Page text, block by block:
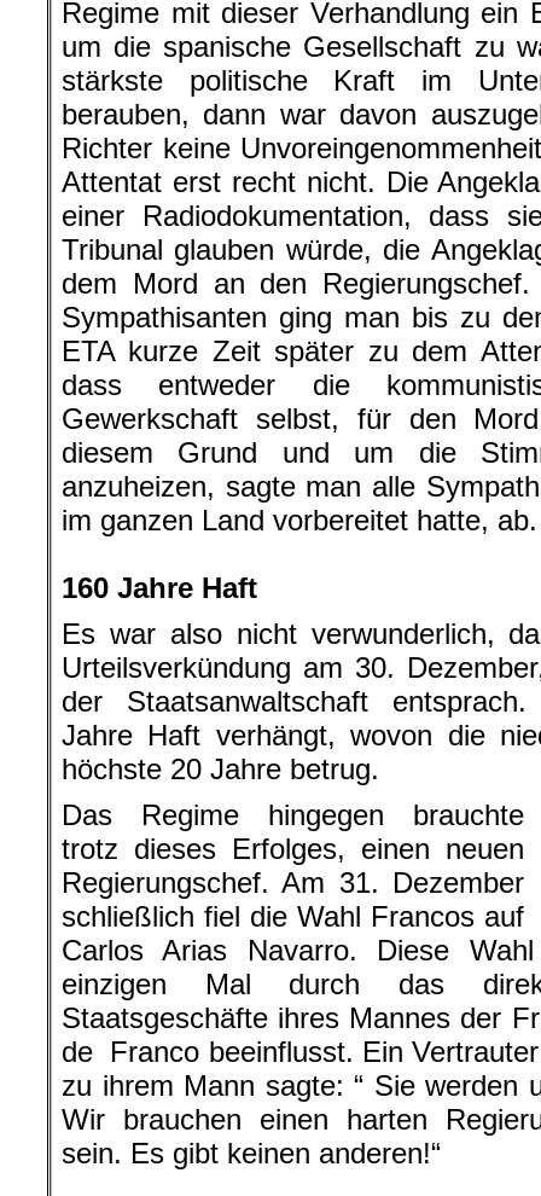
Regime mit dieser Verhandlung ein
um die spanische Gesellschaft zu
stärkste politische Kraft im
berauben, dann war davon
Richter keine
Attentat erst recht nicht. Die
einer Radiodokumentation, dass
Tribunal glauben würde, die
dem Mord an den
Sympathisanten ging man bis zu
ETA kurze Zeit später zu dem
dass entweder die
Gewerkschaft selbst, für den
diesem Grund und um die
anzuheizen, sagte man alle
im ganzen Land vorbereitet hatte, ab.
160 Jahre Haft
Es war also nicht verwunderlich,
Urteilsverkündung am 30.
der Staatsanwaltschaft
Jahre Haft verhängt, wovon die
höchste 20 Jahre betrug.
Das Regime hingegen brauchte
trotz dieses Erfolges, einen neuen
Regierungschef. Am 31. Dezember
schließlich fiel die Wahl Francos auf
Carlos Arias Navarro. Diese
einzigen Mal durch das
Staatsgeschäfte ihres Mannes der
de Franco beeinflusst. Ein
zu ihrem Mann sagte: “ Sie werden
Wir brauchen einen harten
sein. Es gibt keinen anderen!“